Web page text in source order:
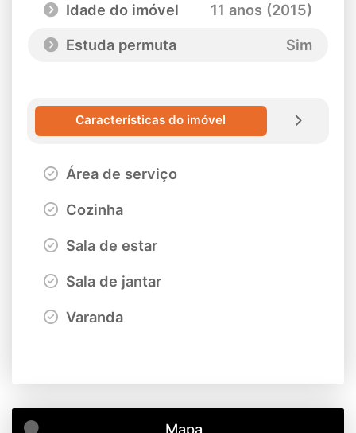
Idade do imóvel
11 anos (2015)
Estuda permuta
Sim
Características do imóvel
Área de serviço
Cozinha
Sala de estar
Sala de jantar
Varanda
Mapa